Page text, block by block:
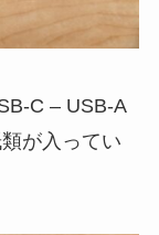
C – USB-A
が入ってい